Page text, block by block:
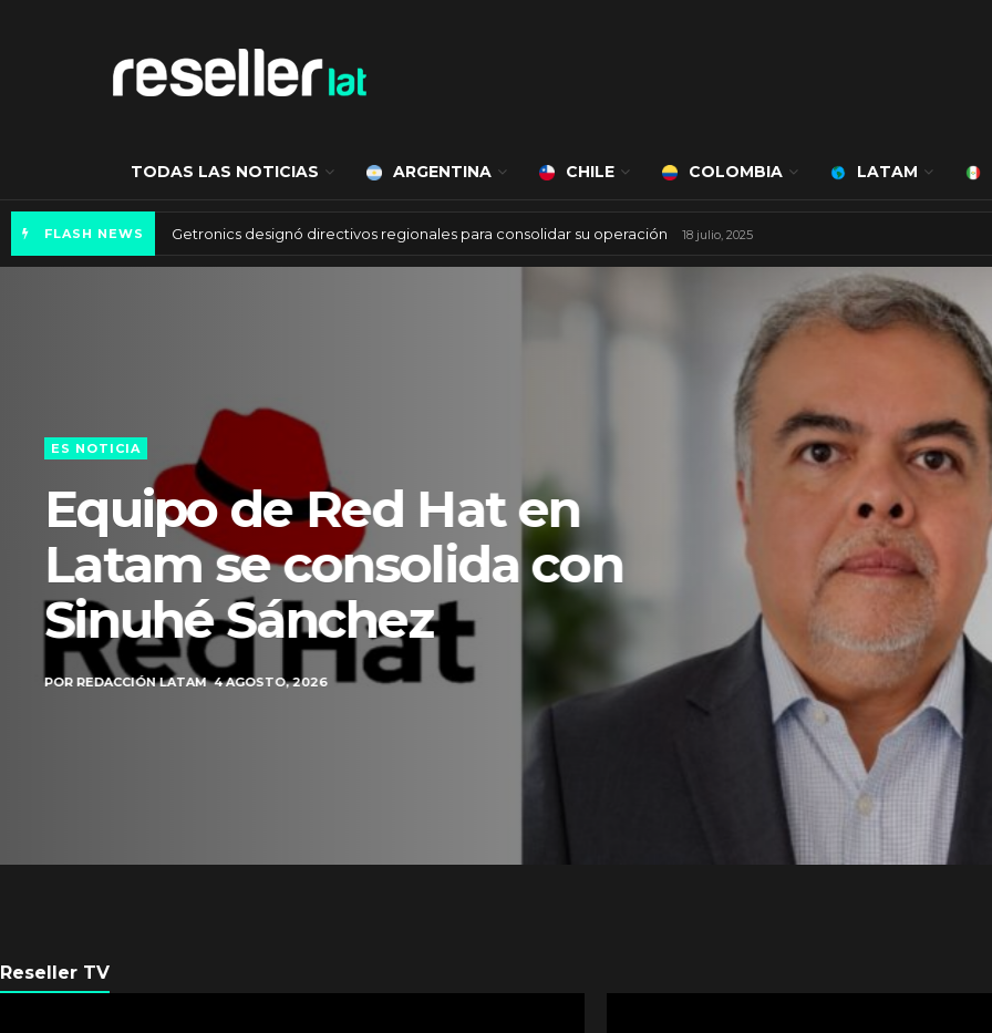
TODAS LAS NOTICIAS ARGENTINA CHILE COLOMBIA LATAM
FLASH NEWS Mercado de IA agéntica tiene un valor de 450 mil millones de dólares 8 agosto, 2025
ES NOTICIA
Axis Communications y
Guatemala crean una
ciudad inteligente
POR REDACCIÓN LATAM 3 AGOSTO, 2026
Reseller TV